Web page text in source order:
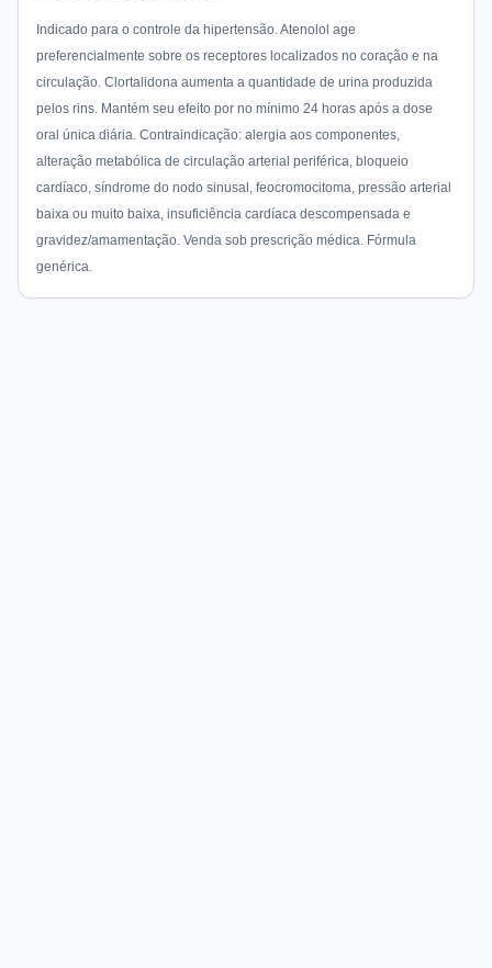
Indicado para o controle da hipertensão. Atenolol age
preferencialmente sobre os receptores localizados no coração e na
circulação. Clortalidona aumenta a quantidade de urina produzida
pelos rins. Mantém seu efeito por no mínimo 24 horas após a dose
oral única diária. Contraindicação: alergia aos componentes,
alteração metabólica de circulação arterial periférica, bloqueio
cardíaco, síndrome do nodo sinusal, feocromocitoma, pressão arterial
baixa ou muito baixa, insuficiência cardíaca descompensada e
gravidez/amamentação. Venda sob prescrição médica. Fórmula
genérica.